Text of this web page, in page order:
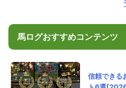
より3連単933.2倍は嬉しいね！9
評価：
ワットの競馬チャ
馬ログおすすめコンテンツ
信頼できる